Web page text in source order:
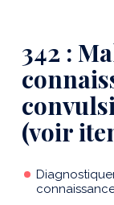
342 :
(voir